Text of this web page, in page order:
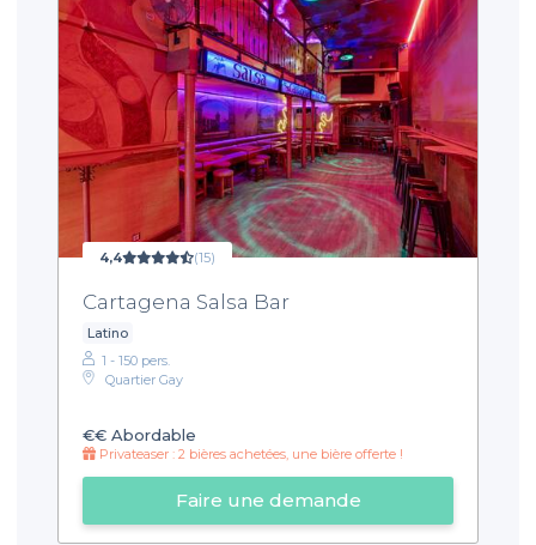
4,4 (15)
Cartagena Salsa Bar
Latino
1 - 150 pers.
Quartier Gay
€€ Abordable
Privateaser : 2 bières achetées, une bière offerte !
Faire une demande